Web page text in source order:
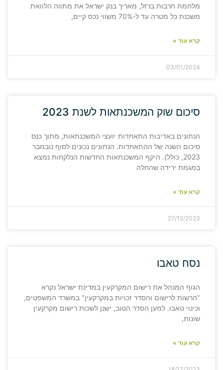
מלחמת חרבות ברזל, מאריך בנק ישראל את מתווה הלוואת
משכנת כל מטרה עד ל-70% משווי נכס קיים,
קרא עוד »
03/01/2024
סיכום שוק המשכנתאות לשנת 2023
הנתונים באדיבות התאחדות יועצי המשכנתאות, מתוך כנס
סיכום השנה של ההתאחדות. הנתונים נכונים לסוף נובמבר
2023, כולל). היקף המשכנתאות החדשות הנלקחות נמצא
במגמת ירידה שהחלה
קרא עוד »
27/12/2023
נסח טאבו
הגוף המנהל את רישום המקרקעין במדינת ישראל נקרא
"הרשות לרישום והסדר זכויות במקרקעין" במשרד המשפטים,
וכינוי טאבו. למען הסדר הטוב, ישנן לשכות רישום מקרקעין
שונות,
קרא עוד »